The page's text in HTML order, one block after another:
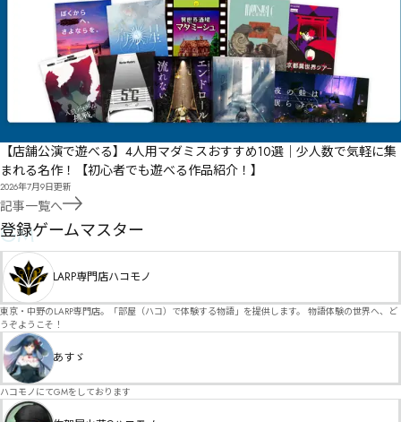
【店舗公演で遊べる】4人用マダミスおすすめ10選｜少人数で気軽に集
まれる名作！【初心者でも遊べる作品紹介！】
2026年7月9日更新
記事一覧へ
GM
登録ゲームマスター
LARP専門店ハコモノ
東京・中野のLARP専門店。「部屋（ハコ）で体験する物語」を提供します。 物語体験の世界へ、ど
うぞようこそ！
あすゞ
ハコモノにてGMをしております